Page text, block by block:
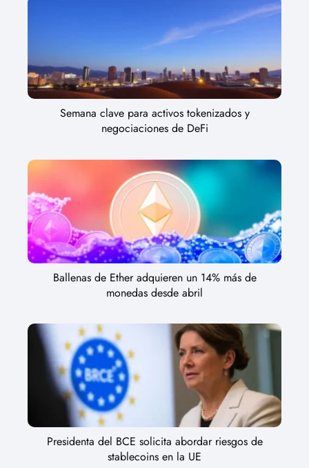
Semana clave para activos tokenizados y
negociaciones de DeFi
Ballenas de Ether adquieren un 14% más de
monedas desde abril
Presidenta del BCE solicita abordar riesgos de
stablecoins en la UE